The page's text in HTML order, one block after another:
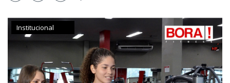
Institucional